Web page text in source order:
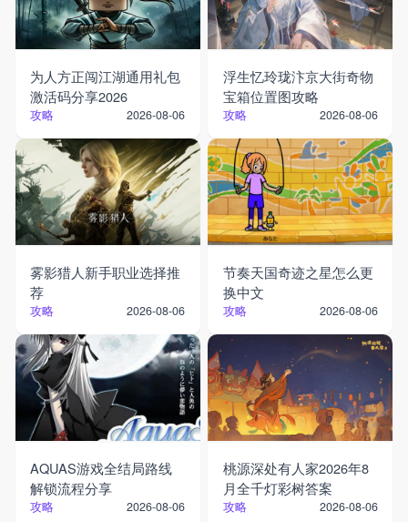
为人方正闯江湖通用礼包
激活码分享2026
攻略 2026-08-06
浮生忆玲珑汴京大街奇物
宝箱位置图攻略
攻略 2026-08-06
雾影猎人新手职业选择推
荐
攻略 2026-08-06
节奏天国奇迹之星怎么更
换中文
攻略 2026-08-06
AQUAS游戏全结局路线
解锁流程分享
攻略 2026-08-06
桃源深处有人家2026年8
月全千灯彩树答案
攻略 2026-08-06